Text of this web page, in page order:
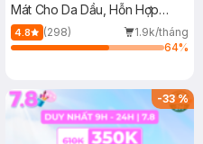
Mát Cho Da Dầu, Hỗn Hợp
400ml
4.8 (298)
1.9k/tháng
64%
-33%